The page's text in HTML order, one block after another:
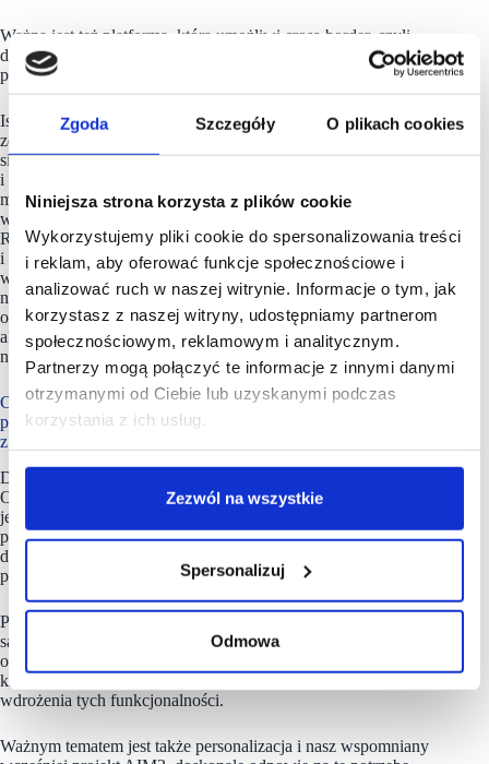
Zgoda Szczegóły O plikach cookies
Niniejsza strona korzysta z plików cookie
Wykorzystujemy pliki cookie do spersonalizowania treści
i reklam, aby oferować funkcje społecznościowe i
analizować ruch w naszej witrynie. Informacje o tym, jak
korzystasz z naszej witryny, udostępniamy partnerom
społecznościowym, reklamowym i analitycznym.
Partnerzy mogą połączyć te informacje z innymi danymi
otrzymanymi od Ciebie lub uzyskanymi podczas
korzystania z ich usług.
Zezwól na wszystkie
Spersonalizuj
Odmowa
Ważna jest też platforma, która umożliwi cross-border, czyli
dosyć szybkie wejściena rynki zagraniczne, jeśli mamy taki
potencjał.
Istotnym elementem sprzedaży online jest też zgodność
ze stanem prawnym. Życie pokazuje, że nagle mogą pojawić
się nowe wyzwania, np. takie typu Dyrektywa Omnibus
i trzeba na nie reagować, wdrażać nowe rozwiązania. Ostatnio
mieliśmy Klienta, który jest zadowolony z obecnej platformy
w modelu SAS-owym, ale ponieważ nie spełnia ona wymagań
RODO, Klient musi migrować na inną platformę
i prawdopodobnie będzie to właśnie Magento. Czasami
więc taka mała rzecz potrafi zmienić zupełnie optykę patrzenia
na system, bo okazuje się, że na przykład rozwiązania SAS-
owe są przystępne, szybkie do wdrożenia, stosunkowo tanie,
ale jednak, gdy pojawia się temat customizacji, to taki system
nie jest już wystarczający.
Czy pracując z różnymi sieciami handlowymi zauważa Pan
powtarzające się pytania, problemy, zagadnienia
z którym klienci przychodzą do Was szczególnie często?
Dzisiaj najbardziej powtarzalnym problemem jest wspomniany
Omnibus, również dlatego, że nie ma co do tej dyrektywy
jednoznacznej wykładni prawnej i często kancelarie prawne
poszczególnych klientów mają różne interpretacje. Stąd
dostosowujemy nasz moduł do potrzeb prawnych
poszczególnych Partnerów biznesowych.
Pojawia się też sporo innych zapytań, które związane
są z globalnymi trendami e-commerce’owymi, typu płatności
odroczone, live commerce, social commerce itp. Część
klientów wybiera tego typu rozwiązania i też oczekuje od nas
wdrożenia tych funkcjonalności.
Ważnym tematem jest także personalizacja i nasz wspomniany